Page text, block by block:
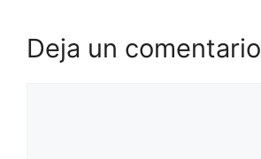
Deja un comentario